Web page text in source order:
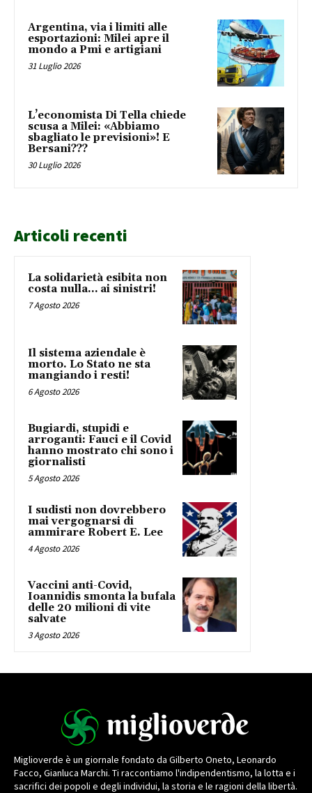
Argentina, via i limiti alle
esportazioni: Milei apre il
mondo a Pmi e artigiani
31 Luglio 2026
L’economista Di Tella chiede
scusa a Milei: «Abbiamo
sbagliato le previsioni»! E
Bersani???
30 Luglio 2026
Articoli recenti
La solidarietà esibita non
costa nulla… ai sinistri!
7 Agosto 2026
Il sistema aziendale è
morto. Lo Stato ne sta
mangiando i resti!
6 Agosto 2026
Bugiardi, stupidi e
arroganti: Fauci e il Covid
hanno mostrato chi sono i
giornalisti
5 Agosto 2026
I sudisti non dovrebbero
mai vergognarsi di
ammirare Robert E. Lee
4 Agosto 2026
Vaccini anti-Covid,
Ioannidis smonta la bufala
delle 20 milioni di vite
salvate
3 Agosto 2026
Miglioverde è un giornale fondato da Gilberto Oneto, Leonardo
Facco, Gianluca Marchi. Ti raccontiamo l'indipendentismo, la lotta e i
sacrifici dei popoli e degli individui, la storia e le ragioni della libertà.